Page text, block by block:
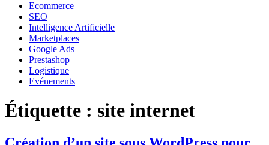
Ecommerce
SEO
Intelligence Artificielle
Marketplaces
Google Ads
Prestashop
Logistique
Evénements
Étiquette : site internet